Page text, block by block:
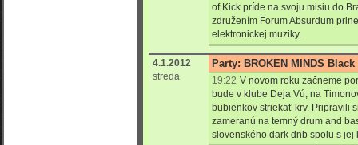
of Kick príde na svoju misiu do
združením Forum Absurdum
elektronickej muziky.
4.1.2012
streda
Party: BROKEN MINDS
19:22 V novom roku začneme
bude v klube Deja Vú, na
bubienkov striekať krv. Pripravili
zameranú na temný drum and
slovenského dark dnb spolu s jej